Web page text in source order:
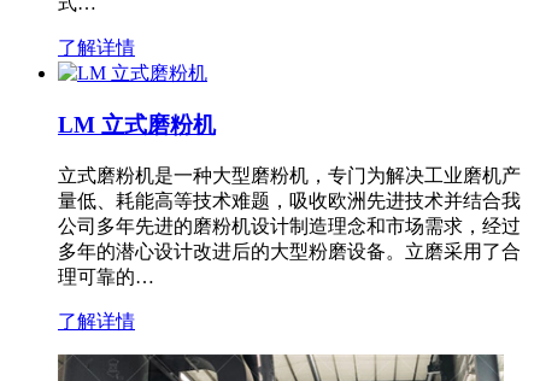
了解详情
LM 立式磨粉机
立式磨粉机是一种大型磨粉机，专门为解决工业磨机产
量低、耗能高等技术难题，吸收欧洲先进技术并结合我
公司多年先进的磨粉机设计制造理念和市场需求，经过
多年的潜心设计改进后的大型粉磨设备。立磨采用了合
理可靠的…
了解详情